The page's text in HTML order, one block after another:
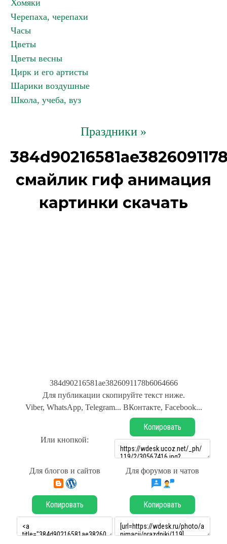
Хомяки
Черепаха, черепахи
Часы
Цветы
Цветы весны
Цирк и его артисты
Шарики воздушные
Школа, учеба, вуз
Праздники »
смайлик гиф анимация
картинки скачать
384d90216581ae3826091178b6064666
Для публикации скопируйте текст ниже.
Viber, WhatsApp, Telegram... ВКонтакте, Facebook...
Или кнопкой:
Копировать
Для блогов и сайтов Для форумов и чатов
Копировать Копировать